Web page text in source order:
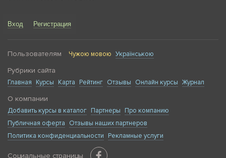
Вход Регистрация
Пользователям Чужою мовою Українською
Рубрики сайта
Главная Курсы Карта Рейтинг Отзывы Онлайн курсы Журнал
О компании
Добавить курсы в каталог Партнеры
Про компанию
Публичная оферта
Отзывы наших партнеров
Политика конфиденциальности
Рекламные услуги
Социальные страницы